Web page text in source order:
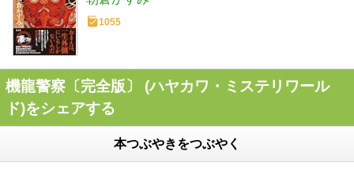
1055
機龍警察〔完全版〕 (ハヤカワ・ミステリワール
ド)をシェアする
本つぶやきをつぶやく